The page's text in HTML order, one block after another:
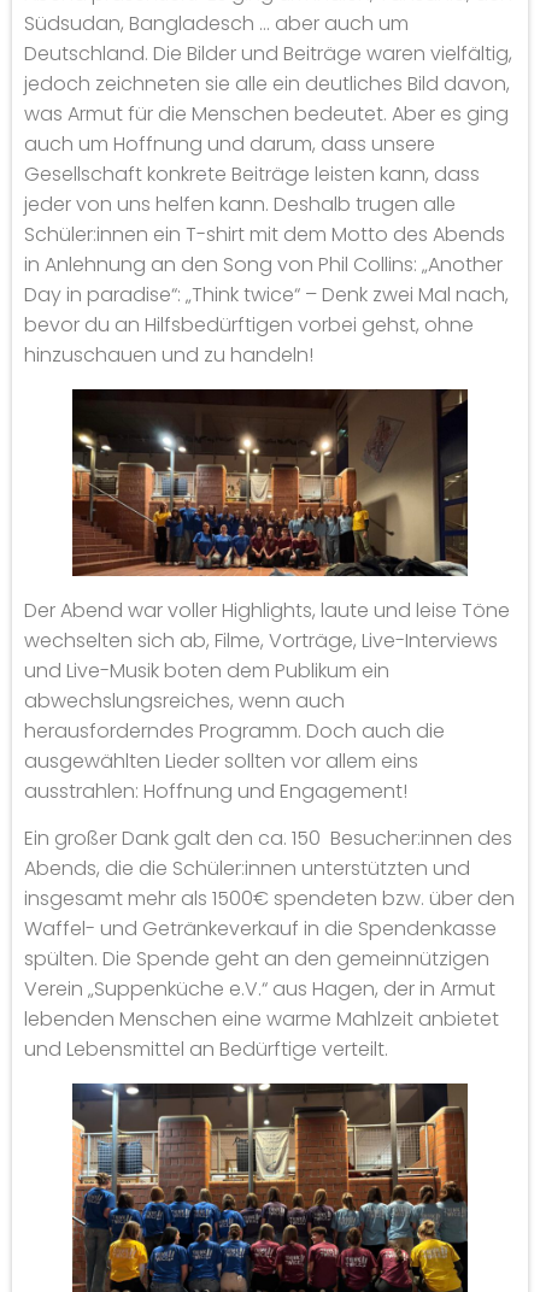
Südsudan, Bangladesch … aber auch um
Deutschland. Die Bilder und Beiträge waren vielfältig,
jedoch zeichneten sie alle ein deutliches Bild davon,
was Armut für die Menschen bedeutet. Aber es ging
auch um Hoffnung und darum, dass unsere
Gesellschaft konkrete Beiträge leisten kann, dass
jeder von uns helfen kann. Deshalb trugen alle
Schüler:innen ein T-shirt mit dem Motto des Abends
in Anlehnung an den Song von Phil Collins: „Another
Day in paradise“: „Think twice“ – Denk zwei Mal nach,
bevor du an Hilfsbedürftigen vorbei gehst, ohne
hinzuschauen und zu handeln!
Der Abend war voller Highlights, laute und leise Töne
wechselten sich ab, Filme, Vorträge, Live-Interviews
und Live-Musik boten dem Publikum ein
abwechslungsreiches, wenn auch
herausforderndes Programm. Doch auch die
ausgewählten Lieder sollten vor allem eins
ausstrahlen: Hoffnung und Engagement!
Ein großer Dank galt den ca. 150 Besucher:innen des
Abends, die die Schüler:innen unterstützten und
insgesamt mehr als 1500€ spendeten bzw. über den
Waffel- und Getränkeverkauf in die Spendenkasse
spülten. Die Spende geht an den gemeinnützigen
Verein „Suppenküche e.V.“ aus Hagen, der in Armut
lebenden Menschen eine warme Mahlzeit anbietet
und Lebensmittel an Bedürftige verteilt.